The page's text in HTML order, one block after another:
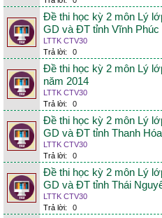
Đề thi học kỳ 2 môn Lý
GD và ĐT tỉnh Vĩnh Phúc
LTTK CTV30
Trả lời:
0
Đề thi học kỳ 2 môn Lý
năm 2014
LTTK CTV30
Trả lời:
0
Đề thi học kỳ 2 môn Lý
GD và ĐT tỉnh Thanh
LTTK CTV30
Trả lời:
0
Đề thi học kỳ 2 môn Lý
GD và ĐT tỉnh Thái
LTTK CTV30
Trả lời:
0